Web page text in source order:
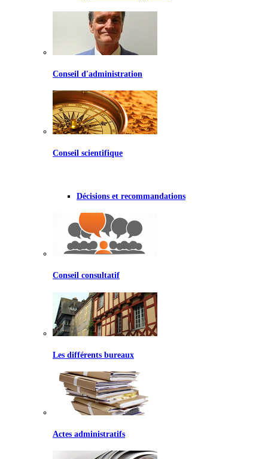
Conseil d'administration
Conseil scientifique
Décisions et recommandations
Conseil consultatif
Les différents bureaux
Actes administratifs